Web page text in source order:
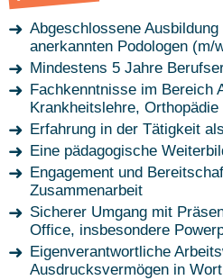
Abgeschlossene
anerkannten Podologen (m/
Mindestens 5 Jahre
Fachkenntnisse im Bereich
Krankheitslehre,
Erfahrung in der Tätigkeit
Eine pädagogische
Engagement und
Zusammenarbeit
Sicherer Umgang mit
Office, insbesondere
Eigenverantwortliche
Ausdrucksvermögen in